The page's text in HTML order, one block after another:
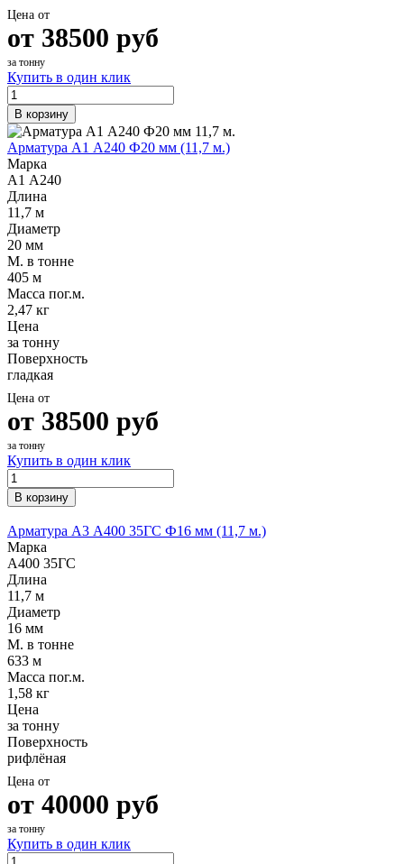
Цена от
от 38500 руб
за тонну
Купить в один клик
В корзину
Арматура А1 А240 Ф20 мм (11,7 м.)
Марка
А1 А240
Длина
11,7 м
Диаметр
20 мм
М. в тонне
405 м
Масса пог.м.
2,47 кг
Цена
за тонну
Поверхность
гладкая
Цена от
от 38500 руб
за тонну
Купить в один клик
В корзину
Арматура А3 А400 35ГС Ф16 мм (11,7 м.)
Марка
А400 35ГС
Длина
11,7 м
Диаметр
16 мм
М. в тонне
633 м
Масса пог.м.
1,58 кг
Цена
за тонну
Поверхность
рифлёная
Цена от
от 40000 руб
за тонну
Купить в один клик